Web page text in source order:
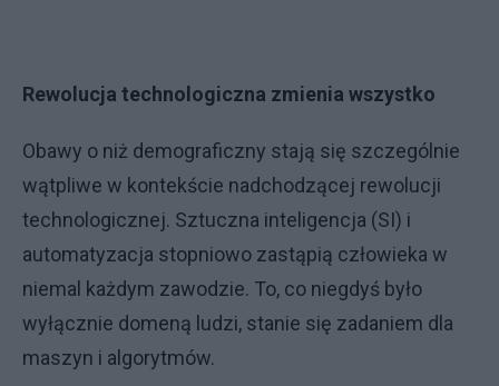
Rewolucja technologiczna zmienia wszystko
Obawy o niż demograficzny stają się szczególnie
wątpliwe w kontekście nadchodzącej rewolucji
technologicznej. Sztuczna inteligencja (SI) i
automatyzacja stopniowo zastąpią człowieka w
niemal każdym zawodzie. To, co niegdyś było
wyłącznie domeną ludzi, stanie się zadaniem dla
maszyn i algorytmów.